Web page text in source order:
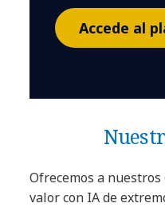
Accede al
Ofrecemos a
valor con IA de